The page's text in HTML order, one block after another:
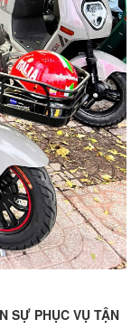
SỰ PHỤC VỤ TẬN